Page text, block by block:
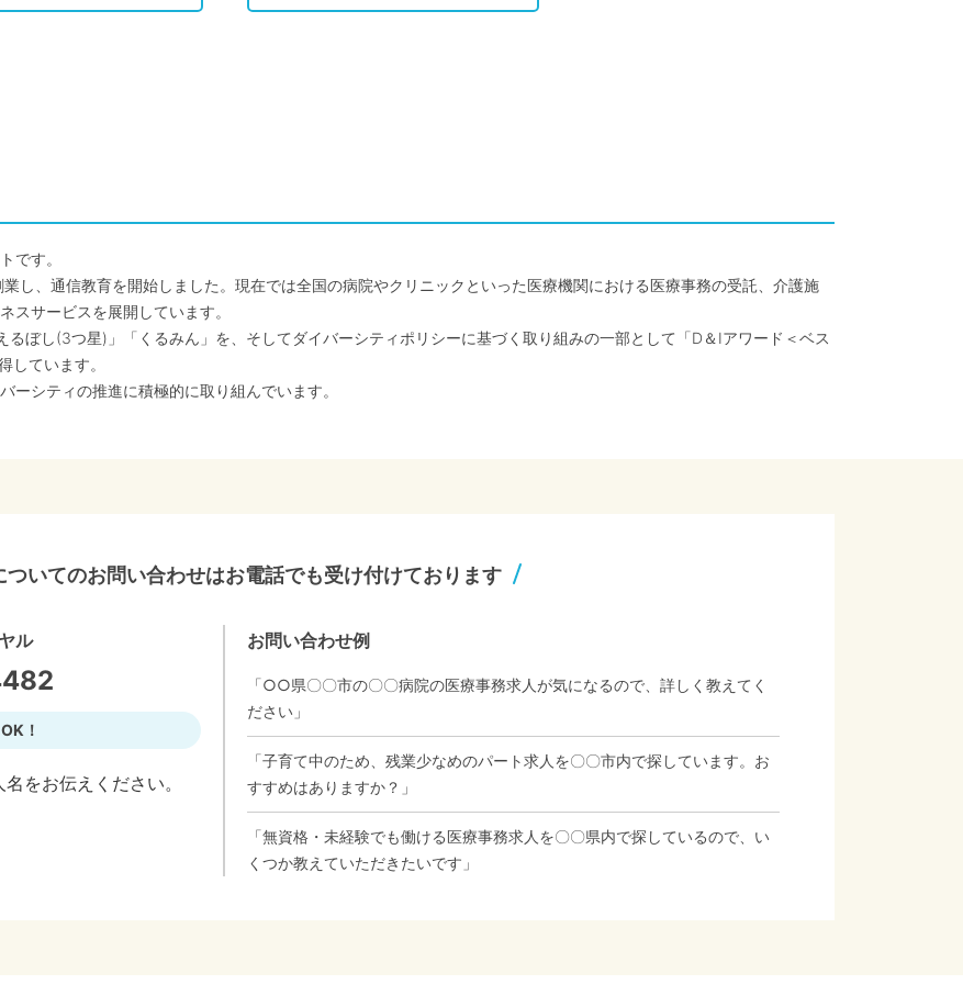
です。
し、通信教育を開始しました。現在では全国の病院やクリニックといった医療機関における医療事務の受託、介護施
スサービスを展開しています。
ぼし(3つ星)」「くるみん」を、そしてダイバーシティポリシーに基づく取り組みの一部として「D＆Iアワード＜ベス
しています。
シティの推進に積極的に取り組んでいます。
ついてのお問い合わせはお電話でも受け付けております
ル
！
をお伝えください。
お問い合わせ例
「○○県〇〇市の〇〇病院の医療事務求人が気になるので、詳しく教えてく
ださい」
「子育て中のため、残業少なめのパート求人を〇〇市内で探しています。お
すすめはありますか？」
「無資格・未経験でも働ける医療事務求人を〇〇県内で探しているので、い
くつか教えていただきたいです」